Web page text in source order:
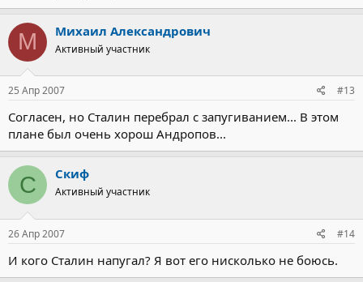
М Михаил Александрович
Активный участник
25 Апр 2007 #13
Согласен, но Сталин перебрал с запугиванием... В этом
плане был очень хорош Андропов...
С Скиф
Активный участник
26 Апр 2007 #14
И кого Сталин напугал? Я вот его нисколько не боюсь.